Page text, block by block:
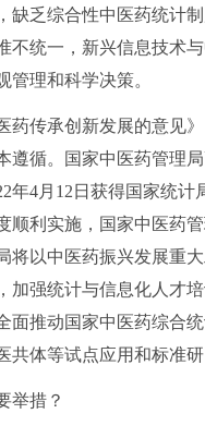
缺乏综合性中医药统计
不统一，新兴信息技术
理和科学决策。
药传承创新发展的意见
遵循。国家中医药管理
年4月12日获得国家统
顺利实施，国家中医药
将以中医药振兴发展重
加强统计与信息化人才
面推动国家中医药综合
共体等试点应用和标准
举措？